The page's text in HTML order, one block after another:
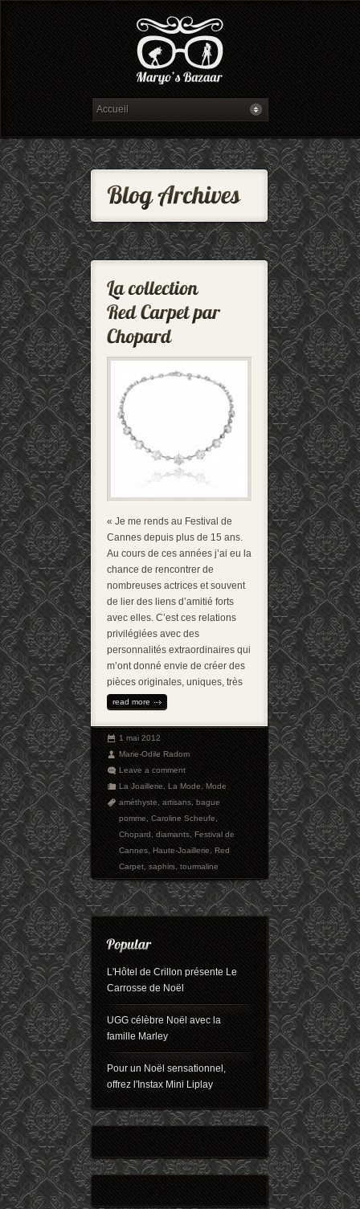
« Je me rends au Festival de
Cannes depuis plus de 15 ans.
Au cours de ces années j’ai eu la
chance de rencontrer de
nombreuses actrices et souvent
de lier des liens d’amitié forts
avec elles. C’est ces relations
privilégiées avec des
personnalités extraordinaires qui
m’ont donné envie de créer des
pièces originales, uniques, très
read more
1 mai 2012
Marie-Odile Radom
Leave a comment
La Joaillerie,La Mode,Mode
améthyste,artisans,bague
pomme,Caroline Scheufe,
Chopard,diamants,Festival de
Cannes,Haute-Joaillerie,Red
Carpet,saphirs,tourmaline
L'Hôtel de Crillon présente Le
Carrosse de Noël
UGG célèbre Noël avec la
famille Marley
Pour un Noël sensationnel,
offrez l'Instax Mini Liplay